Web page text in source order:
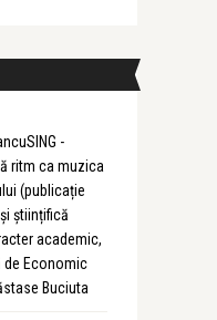
-
ritm ca muzica
(publicație
științifică
academic,
de Economic
Buciuta